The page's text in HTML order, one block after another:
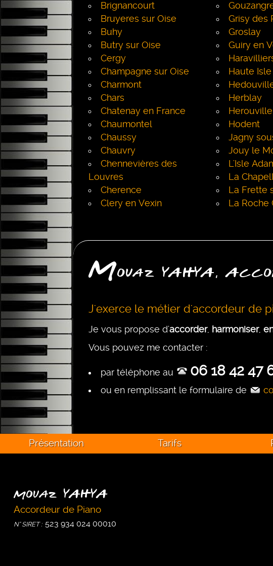
Brignancourt
Bruyeres sur Oise
Buhy
Butry sur Oise
Cergy
Champagne sur Oise
Charmont
Chars
Chatenay en France
Chaumontel
Chaussy
Chauvry
Chennevières des
Louvres
Cherence
Clery en Vexin
Grisy des
Groslay
Guiry en
Haute Isle
Herblay
Herouville
Hodent
Jagny
Jouy le
L'Isle
La
La Frette
La Roche
Mouaz YAHYA,
J'exerce le métier d'accordeur de
Je vous propose d'accorder, harmoniser,
Vous pouvez me contacter :
par téléphone au 06 18 42 47
ou en remplissant le formulaire de
Présentation Tarifs
Mouaz YAHYA
Accordeur de Piano
N° SIRET : 523 934 024 00010